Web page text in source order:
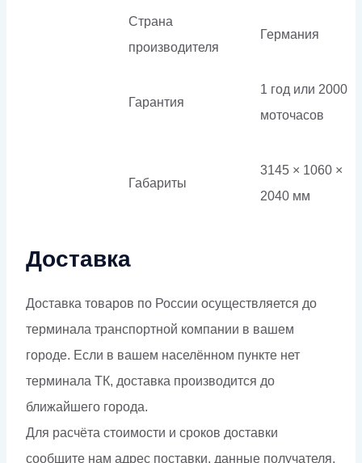
Страна
производителя
Германия
Гарантия
1 год или 2000
моточасов
Габариты
3145 × 1060 ×
2040 мм
Доставка
Доставка товаров по России осуществляется до
терминала транспортной компании в вашем
городе. Если в вашем населённом пункте нет
терминала ТК, доставка производится до
ближайшего города.
Для расчёта стоимости и сроков доставки
сообщите нам адрес поставки, данные получателя,